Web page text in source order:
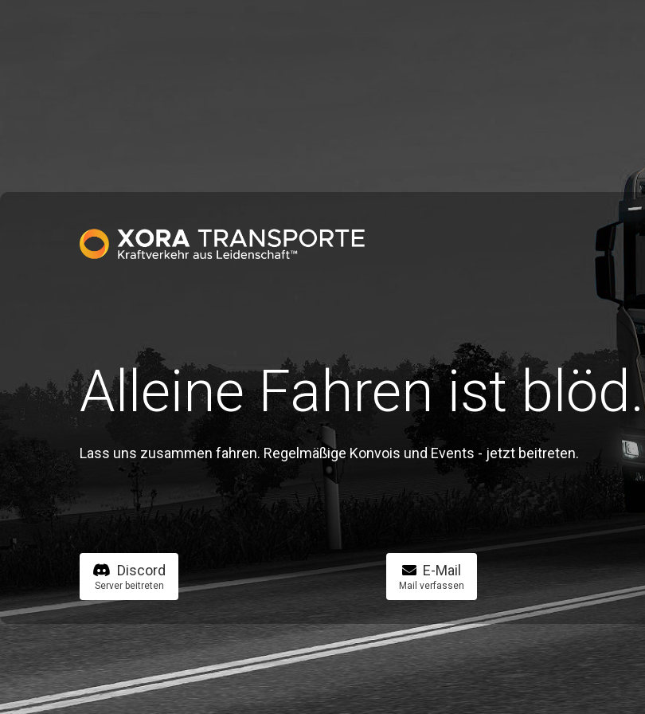
Alleine Fahren ist blöd.
Lass uns zusammen fahren. Regelmäßige Konvois und Events - jetzt beitreten.
Discord
Server beitreten
E-Mail
Mail verfassen